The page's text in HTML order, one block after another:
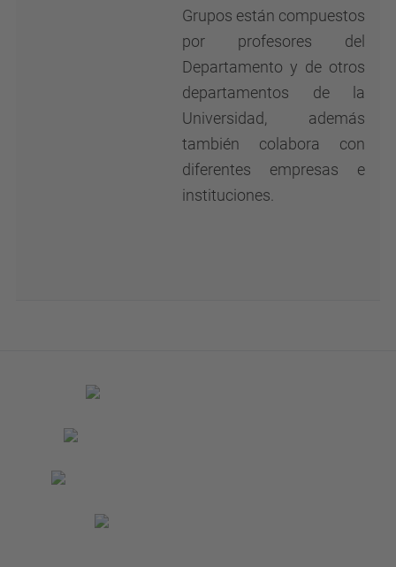
Grupos están compuestos
por profesores del
Departamento y de otros
departamentos de la
Universidad, además
también colabora con
diferentes empresas e
instituciones.